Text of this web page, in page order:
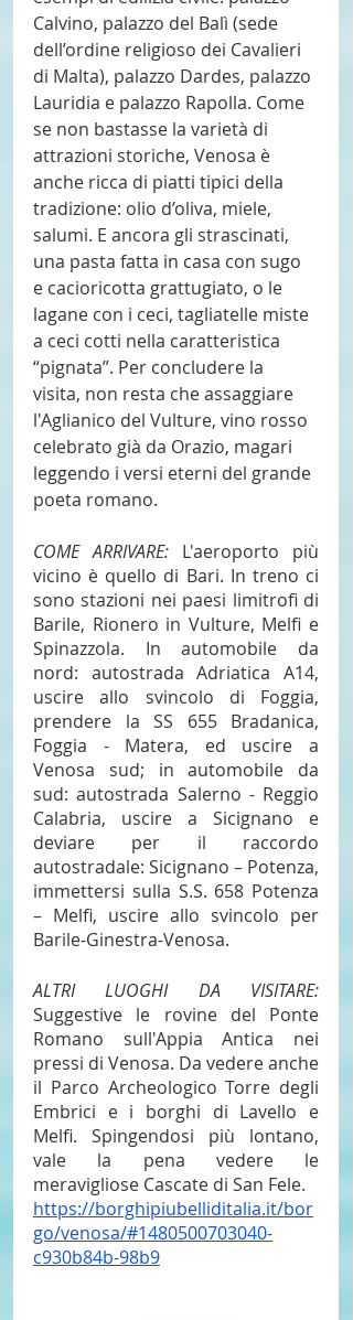
Calvino, palazzo del Balì (sede
dell’ordine religioso dei Cavalieri
di Malta), palazzo Dardes, palazzo
Lauridia e palazzo Rapolla. Come
se non bastasse la varietà di
attrazioni storiche, Venosa è
anche ricca di piatti tipici della
tradizione: olio d’oliva, miele,
salumi. E ancora gli strascinati,
una pasta fatta in casa con sugo
e cacioricotta grattugiato, o le
lagane con i ceci, tagliatelle miste
a ceci cotti nella caratteristica
“pignata”. Per concludere la
visita, non resta che assaggiare
l'Aglianico del Vulture, vino rosso
celebrato già da Orazio, magari
leggendo i versi eterni del grande
poeta romano.
COME ARRIVARE: L'aeroporto più
vicino è quello di Bari. In treno ci
sono stazioni nei paesi limitrofi di
Barile, Rionero in Vulture, Melfi e
Spinazzola. In automobile da
nord: autostrada Adriatica A14,
uscire allo svincolo di Foggia,
prendere la SS 655 Bradanica,
Foggia - Matera, ed uscire a
Venosa sud; in automobile da
sud: autostrada Salerno - Reggio
Calabria, uscire a Sicignano e
deviare per il raccordo
autostradale: Sicignano – Potenza,
immettersi sulla S.S. 658 Potenza
– Melfi, uscire allo svincolo per
Barile-Ginestra-Venosa.
ALTRI LUOGHI DA VISITARE:
Suggestive le rovine del Ponte
Romano sull'Appia Antica nei
pressi di Venosa. Da vedere anche
il Parco Archeologico Torre degli
Embrici e i borghi di Lavello e
Melfi. Spingendosi più lontano,
vale la pena vedere le
meravigliose Cascate di San Fele.
https://borghipiubelliditalia.it/bor
go/venosa/#1480500703040-
c930b84b-98b9